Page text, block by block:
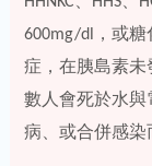
600mg/dl，或糖
症，在胰島素未
數人會死於水與
病、或合併感染